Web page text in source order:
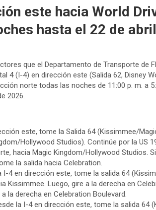
este hacia World
hasta el 22 de abril
que el Departamento de Transporte de
4 (I-4) en dirección este (Salida 62, Disney
norte todas las noches de 11:00 p. m. a
2026.
este, tome la Salida 64 (Kissimmee/
Hollywood Studios). Continúe por la US
hacia Magic Kingdom/Hollywood Studios.
la salida hacia Celebration.
I-4 en dirección este, tome la salida 64
Kissimmee. Luego, gire a la derecha en
la derecha en Celebration Boulevard.
la I-4 en dirección este, tome la salida 64